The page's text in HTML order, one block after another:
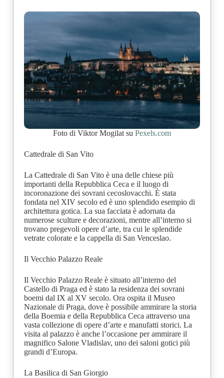
Foto di Viktor Mogilat su Pexels.com
Cattedrale di San Vito
La Cattedrale di San Vito è una delle chiese più
importanti della Repubblica Ceca e il luogo di
incoronazione dei sovrani cecoslovacchi. È stata
fondata nel XIV secolo ed è uno splendido esempio di
architettura gotica. La sua facciata è adornata da
numerose sculture e decorazioni, mentre all’interno si
trovano pregevoli opere d’arte, tra cui le splendide
vetrate colorate e la cappella di San Venceslao.
Il Vecchio Palazzo Reale
Il Vecchio Palazzo Reale è situato all’interno del
Castello di Praga ed è stato la residenza dei sovrani
boemi dal IX al XV secolo. Ora ospita il Museo
Nazionale di Praga, dove è possibile ammirare la storia
della Boemia e della Repubblica Ceca attraverso una
vasta collezione di opere d’arte e manufatti storici. La
visita al palazzo è anche l’occasione per ammirare il
magnifico Salone Vladislav, uno dei saloni gotici più
grandi d’Europa.
La Basilica di San Giorgio